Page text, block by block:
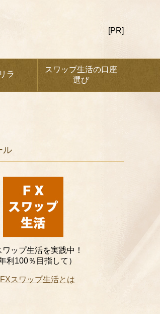
[PR]
ラ
スワップ生活の口座
選び
ル
ワップ生活を実践中！
年利100％目指して）
スワップ生活とは